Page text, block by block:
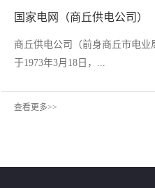
国家电网（商丘供电公司）
商丘供电公司（前身商丘市电业
于1973年3月18日，...
查看更多>>